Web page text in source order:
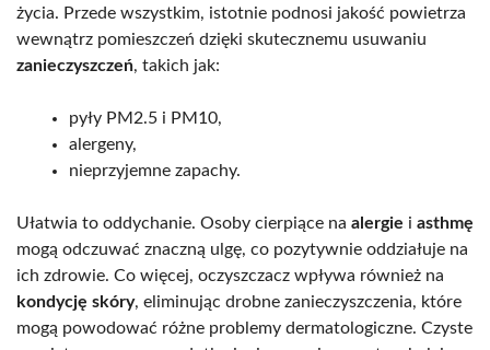
życia. Przede wszystkim, istotnie podnosi jakość powietrza
wewnątrz pomieszczeń dzięki skutecznemu usuwaniu
zanieczyszczeń, takich jak:
pyły PM2.5 i PM10,
alergeny,
nieprzyjemne zapachy.
Ułatwia to oddychanie. Osoby cierpiące na alergie i asthmę
mogą odczuwać znaczną ulgę, co pozytywnie oddziałuje na
ich zdrowie. Co więcej, oczyszczacz wpływa również na
kondycję skóry, eliminując drobne zanieczyszczenia, które
mogą powodować różne problemy dermatologiczne. Czyste